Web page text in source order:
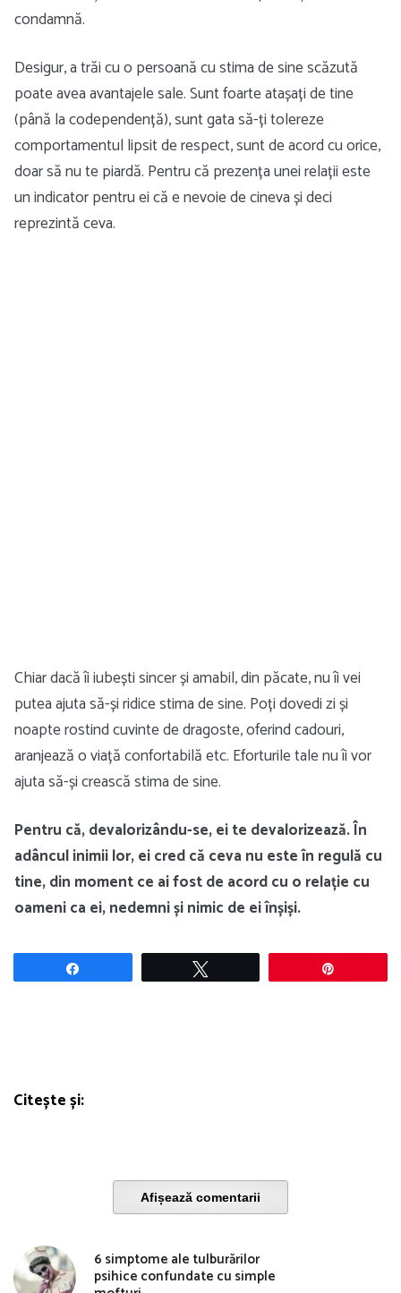
condamnă.
Desigur, a trăi cu o persoană cu stima de sine scăzută
poate avea avantajele sale. Sunt foarte atașați de tine
(până la codependență), sunt gata să-ți tolereze
comportamentul lipsit de respect, sunt de acord cu orice,
doar să nu te piardă. Pentru că prezența unei relații este
un indicator pentru ei că e nevoie de cineva și deci
reprezintă ceva.
Chiar dacă îi iubești sincer și amabil, din păcate, nu îi vei
putea ajuta să-și ridice stima de sine. Poți dovedi zi și
noapte rostind cuvinte de dragoste, oferind cadouri,
aranjează o viață confortabilă etc. Eforturile tale nu îi vor
ajuta să-și crească stima de sine.
Pentru că, devalorizându-se, ei te devalorizează. În
adâncul inimii lor, ei cred că ceva nu este în regulă cu
tine, din moment ce ai fost de acord cu o relație cu
oameni ca ei, nedemni și nimic de ei înșiși.
Citește și:
Afișează comentarii
6 simptome ale tulburărilor
psihice confundate cu simple